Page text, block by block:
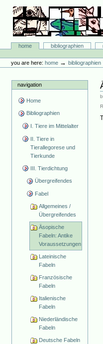
content.
navigation
Bibliographie-Portal
Sectionshome bibliographien
tools
you are here: home →bibliographien
navigation
Home
Bibliographien
I. Tiere im Mittelalter
II. Tiere in
Tierallegorese und
Tierkunde
III. Tierdichtung
Übergreifendes
Fabel
Allgemeines /
Übergreifendes
Äsopische
Fabeln: Antike
Voraussetzungen
Lateinische
Fabeln
Französische
Fabeln
Italienische
Fabeln
Niederländische
Fabeln
Deutsche Fabeln